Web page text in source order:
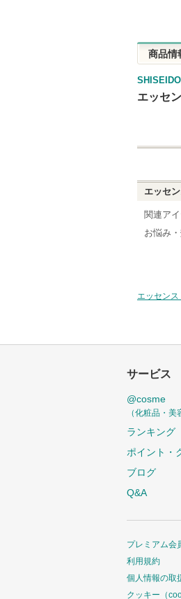
商品情
SHISEIDO
エッセ
エッセ
関連ア
お悩み
エッセンス
サービス
@cosme
（化粧品・美
ランキング
ポイント・
ブログ
Q&A
プレミアム会
利用規約
個人情報の取
クッキー（